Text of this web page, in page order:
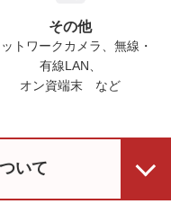
その他
トワークカメラ、無線・
有線LAN、
オン資端末 など
いて